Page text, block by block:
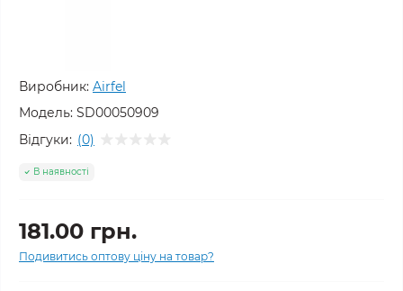
Виробник: Airfel
Модель: SD00050909
Відгуки: (0)
В наявності
181.00 грн.
Подивитись оптову ціну на товар?